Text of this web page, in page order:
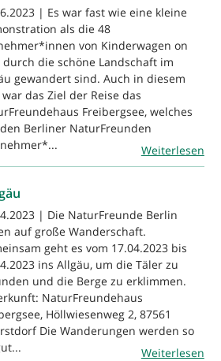
| Es war fast wie eine kleine
als die 48
von Kinderwagen on
die schöne Landschaft im
gewandert sind. Auch in diesem
war das Ziel der Reise das
Freibergsee, welches
Berliner NaturFreunden
Weiterlesen
| Die NaturFreunde Berlin
auf große Wanderschaft.
geht es vom 17.04.2023 bis
ins Allgäu, um die Täler zu
und die Berge zu erklimmen.
NaturFreundehaus
Höllwiesenweg 2, 87561
Die Wanderungen werden so
Weiterlesen